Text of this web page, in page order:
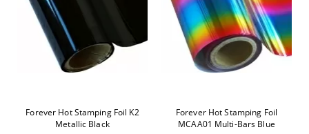
Forever Hot Stamping Foil K2
Metallic Black
Forever Hot Stamping Foil
MCAA01 Multi-Bars Blue